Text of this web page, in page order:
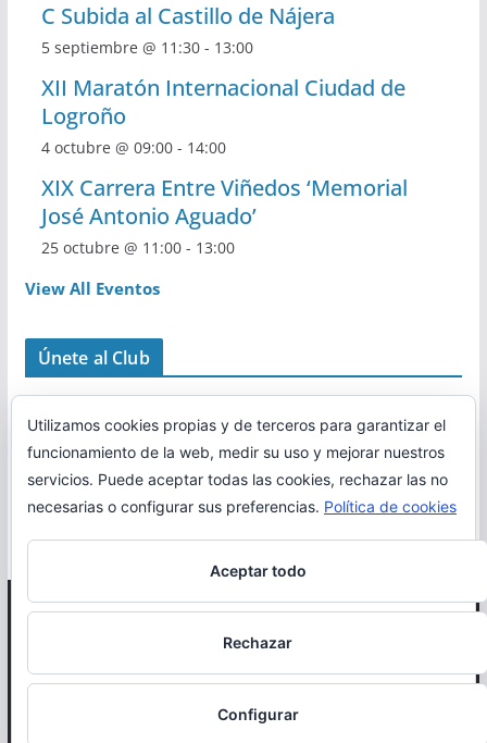
C Subida al Castillo de Nájera
5 septiembre @ 11:30- 13:00
XII Maratón Internacional Ciudad de
Logroño
4 octubre @ 09:00- 14:00
XIX Carrera Entre Viñedos ‘Memorial
José Antonio Aguado’
25 octubre @ 11:00- 13:00
View All Eventos
Únete al Club
Correr en La Rioja
reservados.
Otro proyecto deMiRioja
Utilizamos cookies propias y de terceros para garantizar el
funcionamiento de la web, medir su uso y mejorar nuestros
servicios. Puede aceptar todas las cookies, rechazar las no
necesarias o configurar sus preferencias. Política de cookies
Aceptar todo
Rechazar
Configurar